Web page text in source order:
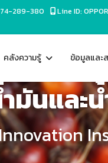
289-380 Line ID:
คลังความรู้ ข้อมูลและ
มันและ